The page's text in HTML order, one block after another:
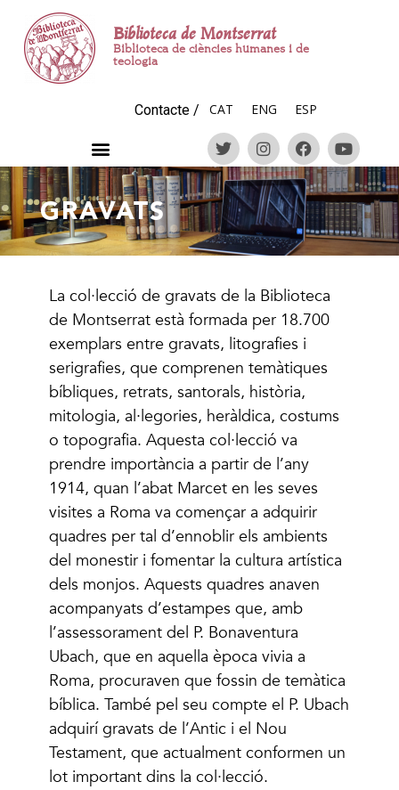
Biblioteca de Montserrat
Biblioteca de ciències humanes i de
teologia
Contacte / CAT ENG ESP
GRAVATS
La col·lecció de gravats de la Biblioteca
de Montserrat està formada per 18.700
exemplars entre gravats, litografies i
serigrafies, que comprenen temàtiques
bíbliques, retrats, santorals, història,
mitologia, al·legories, heràldica, costums
o topografia. Aquesta col·lecció va
prendre importància a partir de l’any
1914, quan l’abat Marcet en les seves
visites a Roma va començar a adquirir
quadres per tal d’ennoblir els ambients
del monestir i fomentar la cultura artística
dels monjos. Aquests quadres anaven
acompanyats d’estampes que, amb
l’assessorament del P. Bonaventura
Ubach, que en aquella època vivia a
Roma, procuraven que fossin de temàtica
bíblica. També pel seu compte el P. Ubach
adquirí gravats de l’Antic i el Nou
Testament, que actualment conformen un
lot important dins la col·lecció.